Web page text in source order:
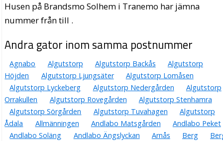
Husen på Brandsmo Solhem i Tranemo har jämna
nummer från till .
Andra gator inom samma postnummer
Agnabo Algutstorp Algutstorp Backås
Algutstorp
Höjden
Algutstorp Ljungsäter
Algutstorp Lomåsen
Algutstorp Lyckeberg
Algutstorp Nedergården
Algutstorp
Orrakullen
Algutstorp Rovegården
Algutstorp Stenhamra
Algutstorp Sörgården
Algutstorp Tuvahagen
Algutstorp
Ådala
Allmänningen Andlabo Matsgården
Andlabo Peket
Andlabo Soläng
Andlabo Ängslyckan Arnås Berg